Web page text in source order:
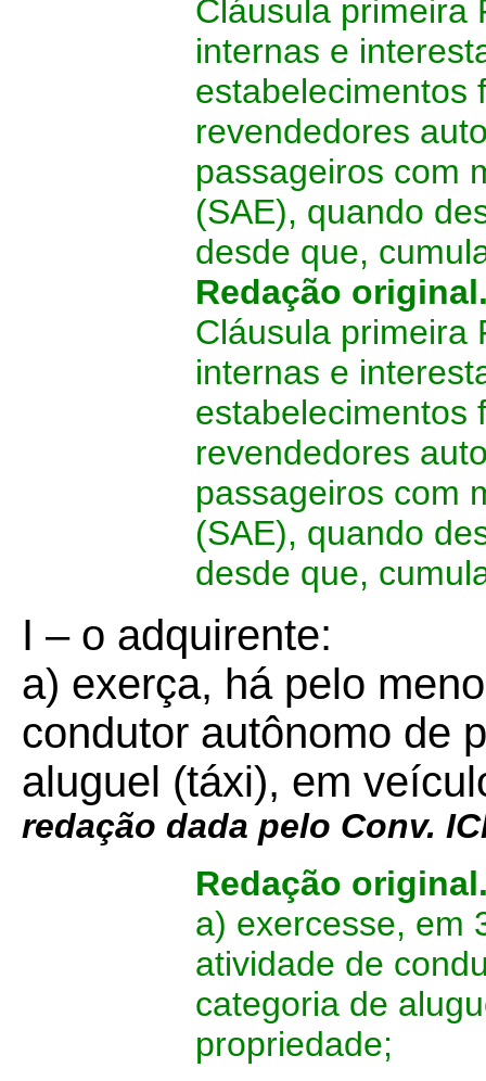
Cláusula primeira
internas e
estabelecimentos
revendedores
passageiros com
(SAE), quando
desde que,
Redação
Cláusula primeira
internas e
estabelecimentos
revendedores
passageiros com
(SAE), quando
desde que,
I – o adquirente:
a) exerça, há pelo
condutor autônomo de
aluguel (táxi), em
redação dada pelo Conv.
Redação
a) exercesse, em
atividade de
categoria de
propriedade;